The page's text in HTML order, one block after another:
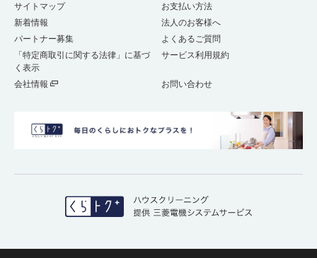
サイトマップ
お支払い方法
新着情報
法人のお客様へ
パートナー募集
よくあるご質問
「特定商取引に関する法律」に基づ
く表示
サービス利用規約
会社情報 お問い合わせ